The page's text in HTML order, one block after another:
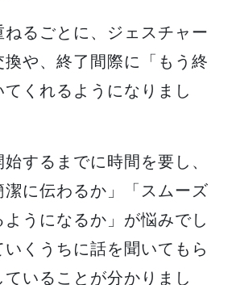
ねるごとに、ジェスチャー
や、終了間際に「もう終
くれるようになりまし
するまでに時間を要し、
潔に伝わるか」「スムーズ
うになるか」が悩みでし
くうちに話を聞いてもら
ていることが分かりまし